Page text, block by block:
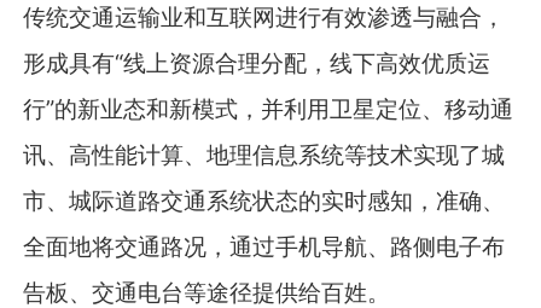
传统交通运输业和互联网进行有效渗透与融合，
形成具有“线上资源合理分配，线下高效优质运
行”的新业态和新模式，并利用卫星定位、移动通
讯、高性能计算、地理信息系统等技术实现了城
市、城际道路交通系统状态的实时感知，准确、
全面地将交通路况，通过手机导航、路侧电子布
告板、交通电台等途径提供给百姓。